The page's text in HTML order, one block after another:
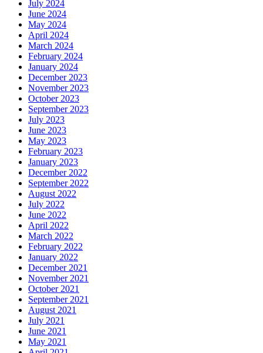
July 2024
June 2024
May 2024
April 2024
March 2024
February 2024
January 2024
December 2023
November 2023
October 2023
September 2023
July 2023
June 2023
May 2023
February 2023
January 2023
December 2022
September 2022
August 2022
July 2022
June 2022
April 2022
March 2022
February 2022
January 2022
December 2021
November 2021
October 2021
September 2021
August 2021
July 2021
June 2021
May 2021